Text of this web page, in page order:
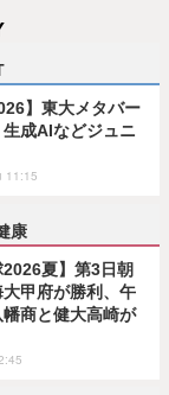
】東大メタバー
成AIなどジュニ
11:15
康
2026夏】第3日朝
甲府が勝利、午
商と健大高崎が